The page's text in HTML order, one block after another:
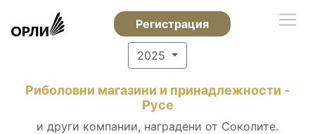
Регистрация
2025
Риболовни магазини и принадлежности -
Русе
и други компании, наградени от Соколите.